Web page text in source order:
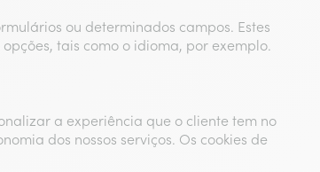
ou determinados campos. Estes
tais como o idioma, por exemplo.
a experiência que o cliente tem no
dos nossos serviços. Os cookies de